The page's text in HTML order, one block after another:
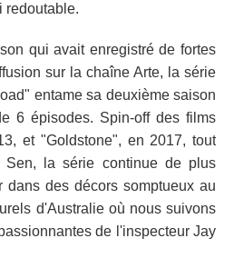
redoutable.
qui avait enregistré de fortes
sur la chaîne Arte, la série
entame sa deuxième saison
6 épisodes. Spin-off des films
et "Goldstone", en 2017, tout
Sen, la série continue de plus
dans des décors somptueux au
d'Australie où nous suivons
de l'inspecteur Jay